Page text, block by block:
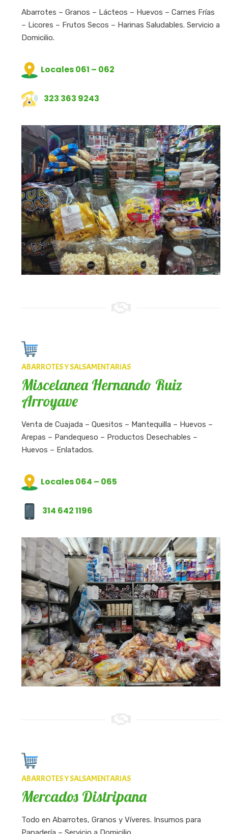
Abarrotes – Granos – Lácteos – Huevos – Carnes Frías
– Licores – Frutos Secos – Harinas Saludables. Servicio a
Domicilio.
Locales 061 – 062
323 363 9243
ABARROTES Y SALSAMENTARIAS
Miscelanea Hernando Ruiz
Arroyave
Venta de Cuajada – Quesitos – Mantequilla – Huevos –
Arepas – Pandequeso – Productos Desechables –
Huevos – Enlatados.
Locales 064 – 065
314 642 1196
ABARROTES Y SALSAMENTARIAS
Mercados Distripana
Todo en Abarrotes, Granos y Víveres. Insumos para